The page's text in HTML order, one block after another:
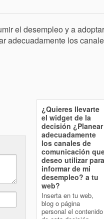
el desempleo y a adoptar
adecuadamente los
¿Quieres llevarte
el widget de la
decisión ¿Planear
adecuadamente
los canales de
comunicación
deseo utilizar para
informar de mi
desempleo? a tu
web?
Inserta en tu web,
blog o página
personal el contenido